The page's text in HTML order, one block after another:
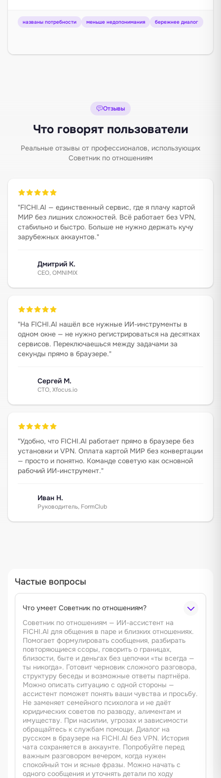
названы потребности меньше недопонимания бережнее диалог
Отзывы
Что говорят пользователи
Реальные отзывы от профессионалов, использующих
Советник по отношениям
"FICHI.AI — единственный сервис, где я плачу картой
МИР без лишних сложностей. Всё работает без VPN,
стабильно и быстро. Больше не нужно держать кучу
зарубежных аккаунтов."
Дмитрий К.
CEO, OMNIMIX
"На FICHI.AI нашёл все нужные ИИ-инструменты в
одном окне — не нужно регистрироваться на десятках
сервисов. Переключаешься между задачами за
секунды прямо в браузере."
Сергей М.
CTO, Xfocus.io
"Удобно, что FICHI.AI работает прямо в браузере без
установки и VPN. Оплата картой МИР без конвертации
— просто и понятно. Команде советую как основной
рабочий ИИ-инструмент."
Иван Н.
Руководитель, FormClub
Частые вопросы
Что умеет Советник по отношениям?
Советник по отношениям — ИИ-ассистент на
FICHI.AI для общения в паре и близких отношениях.
Помогает формулировать сообщения, разбирать
повторяющиеся ссоры, говорить о границах,
близости, быте и деньгах без цепочки «ты всегда —
ты никогда». Готовит черновик сложного разговора,
структуру беседы и возможные ответы партнёра.
Можно описать ситуацию с одной стороны —
ассистент поможет понять ваши чувства и просьбу.
Не заменяет семейного психолога и не даёт
юридических советов по разводу, алиментам и
имуществу. При насилии, угрозах и зависимости
обращайтесь к службам помощи. Диалог на
русском в браузере на FICHI.AI без VPN. История
чата сохраняется в аккаунте. Попробуйте перед
важным разговором вечером, когда нужен
спокойный тон и ясные фразы. Можно начать с
одного сообщения и уточнять детали по ходу